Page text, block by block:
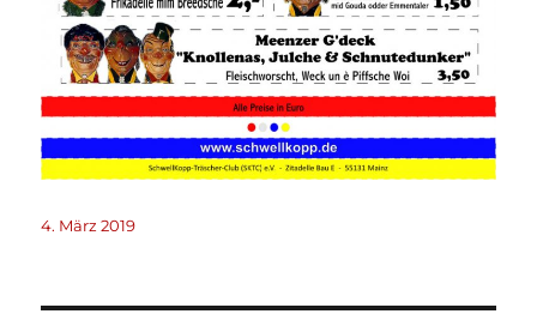
Veröffentlicht
4. März 2019